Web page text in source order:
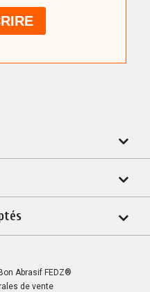
Abrasif FEDZ®
de vente